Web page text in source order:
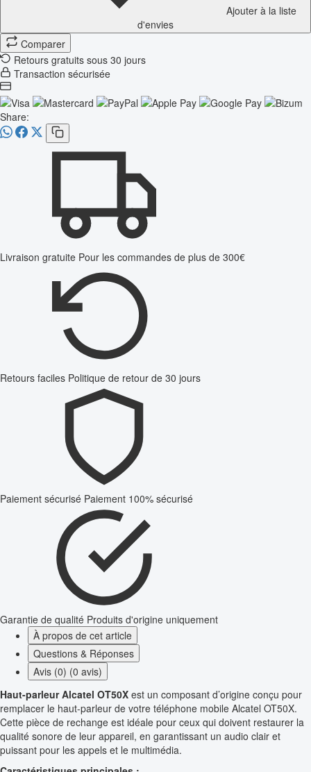
Ajouter à la liste
d'envies
Comparer
Retours gratuits sous 30 jours
Transaction sécurisée
Share:
Livraison gratuite Pour les commandes de plus de 300€
Retours faciles Politique de retour de 30 jours
Paiement sécurisé Paiement 100% sécurisé
Garantie de qualité Produits d'origine uniquement
À propos de cet article
Questions & Réponses
Avis (0) (0 avis)
Haut-parleur Alcatel OT50X est un composant d’origine conçu pour
remplacer le haut-parleur de votre téléphone mobile Alcatel OT50X.
Cette pièce de rechange est idéale pour ceux qui doivent restaurer la
qualité sonore de leur appareil, en garantissant un audio clair et
puissant pour les appels et le multimédia.